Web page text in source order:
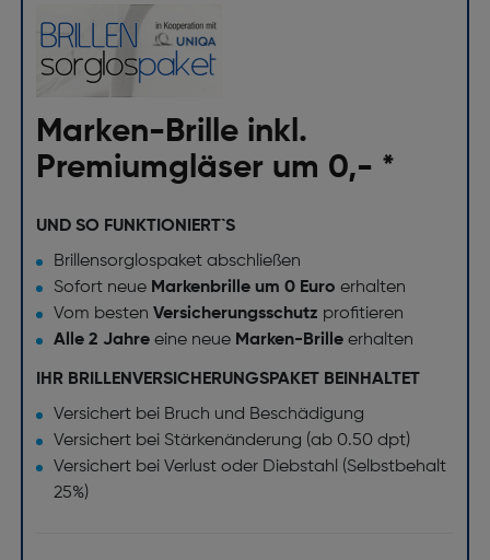
Marken-Brille inkl.
Premiumgläser um 0,- *
UND SO FUNKTIONIERT`S
Brillensorglospaket abschließen
Sofort neue Markenbrille um 0 Euro erhalten
Vom besten Versicherungsschutz profitieren
Alle 2 Jahreeine neue Marken-Brille erhalten
IHR BRILLENVERSICHERUNGSPAKET BEINHALTET
Versichert bei Bruch und Beschädigung
Versichert bei Stärkenänderung (ab 0.50 dpt)
Versichert bei Verlust oder Diebstahl (Selbstbehalt
25%)